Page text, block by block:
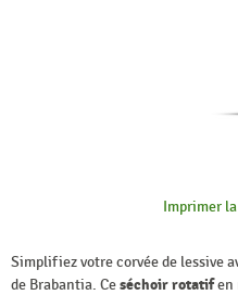
Imprimer
Simplifiez votre corvée de lessive
de Brabantia. Ceséchoir rotatifen